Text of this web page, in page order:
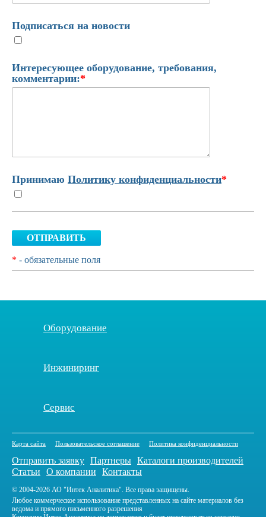
Подписаться на новости
Интересующее оборудование, требования,
комментарии:*
Принимаю Политику конфиденциальности*
ОТПРАВИТЬ
* - обязательные поля
Оборудование
Инжиниринг
Сервис
Карта сайта Пользовательское соглашение Политика конфиденциальности
Отправить заявку Партнеры Каталоги производителей
Статьи
О компании Контакты
© 2004-2026 АО "Интек Аналитика". Все права защищены.
Любое коммерческое использование представленных на сайте материалов без
ведома и прямого письменного разрешения